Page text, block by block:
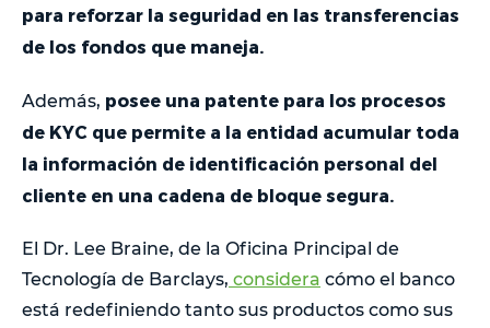
para reforzar la seguridad en las transferencias
de los fondos que maneja.
Además, posee una patente para los procesos
de KYC que permite a la entidad acumular toda
la información de identificación personal del
cliente en una cadena de bloque segura.
El Dr. Lee Braine, de la Oficina Principal de
Tecnología de Barclays, considera cómo el banco
está redefiniendo tanto sus productos como sus